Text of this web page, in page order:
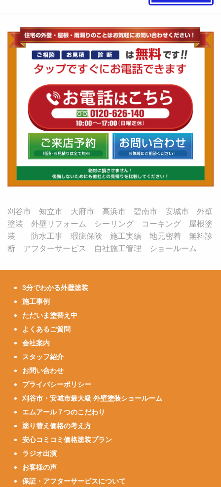
刈谷市 知立市 大府市 高浜市 碧南市 安城市 外壁
塗装 外壁リフォーム シーリング コーキング 屋根塗
装 防水工事 瑕疵保険 施工実績 地元密着 無料診
断 アフターサービス 自社施工管理 ショールーム
3分でわかる外壁塗装
施工事例
ただいま塗替え中
よくあるご質問
会社案内
スタッフ紹介
お問い合わせ
プライバシーポリシー
刈谷市・安城市最大級 外壁塗装ショールーム
エムアール７つのこだわり
塗り替え価格の考え方
安心コミコミ価格塗装プラン
ラジオ出演
お客様の声
保証・アフターサービスについて